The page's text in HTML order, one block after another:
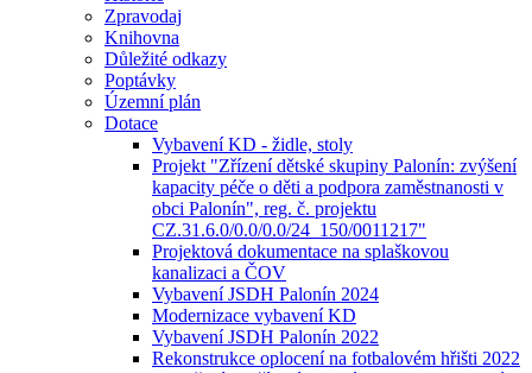
Zpravodaj
Knihovna
Důležité odkazy
Poptávky
Územní plán
Dotace
Vybavení KD - židle, stoly
Projekt "Zřízení dětské skupiny Palonín: zvýšení
kapacity péče o děti a podpora zaměstnanosti v
obci Palonín", reg. č. projektu
CZ.31.6.0/0.0/0.0/24_150/0011217"
Projektová dokumentace na splaškovou
kanalizaci a ČOV
Vybavení JSDH Palonín 2024
Modernizace vybavení KD
Vybavení JSDH Palonín 2022
Rekonstrukce oplocení na fotbalovém hřišti 2022